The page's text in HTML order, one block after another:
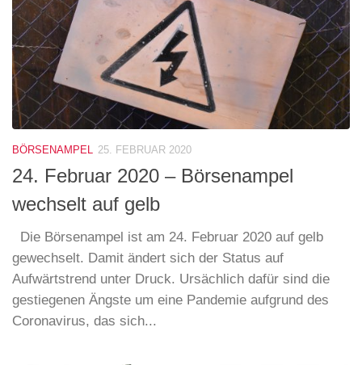
BÖRSENAMPEL 25. FEBRUAR 2020
24. Februar 2020 – Börsenampel
wechselt auf gelb
Die Börsenampel ist am 24. Februar 2020 auf gelb
gewechselt. Damit ändert sich der Status auf
Aufwärtstrend unter Druck. Ursächlich dafür sind die
gestiegenen Ängste um eine Pandemie aufgrund des
Coronavirus, das sich...